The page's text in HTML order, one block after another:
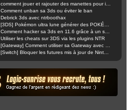
Comment unban sa 3ds ou éviter le ban
Debrick 3ds avec ntrboothax
Utiliser les cheats sur 3DS via les plugins NTR